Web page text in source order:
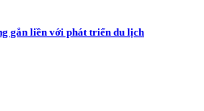
gắn liền với phát triển du lịch